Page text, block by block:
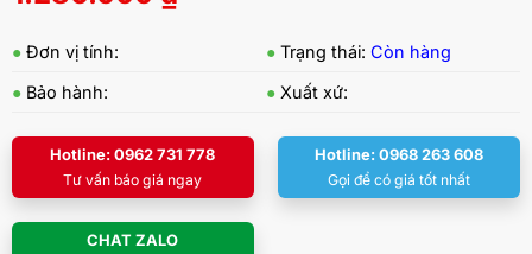
● Đơn vị tính: ● Trạng thái: Còn hàng
● Bảo hành: ● Xuất xứ:
Hotline: 0962 731 778
Tư vấn báo giá ngay
Hotline: 0968 263 608
Gọi để có giá tốt nhất
CHAT ZALO